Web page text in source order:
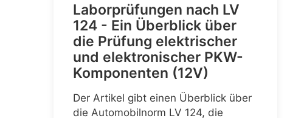
Laborprüfungen nach LV
124 - Ein Überblick über
die Prüfung elektrischer
und elektronischer PKW-
Komponenten (12V)
Der Artikel gibt einen Überblick über
die Automobilnorm LV 124, die